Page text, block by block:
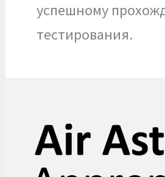
успешному
тестирования.